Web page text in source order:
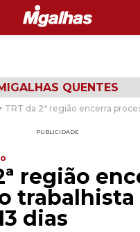
QUENTES
TRT da 2ª região encerra
PUBLICIDADE
região
trabalhista
dias